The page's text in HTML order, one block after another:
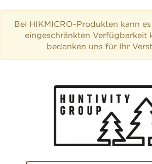
Bei HIKMICRO-Produkten kann
eingeschränkten Verfügbarkeit
bedanken uns für Ihr